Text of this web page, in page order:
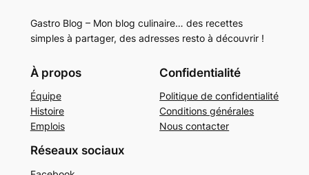
Gastro Blog – Mon blog culinaire… des recettes
simples à partager, des adresses resto à découvrir !
À propos
Équipe
Histoire
Emplois
Confidentialité
Politique de confidentialité
Conditions générales
Nous contacter
Réseaux sociaux